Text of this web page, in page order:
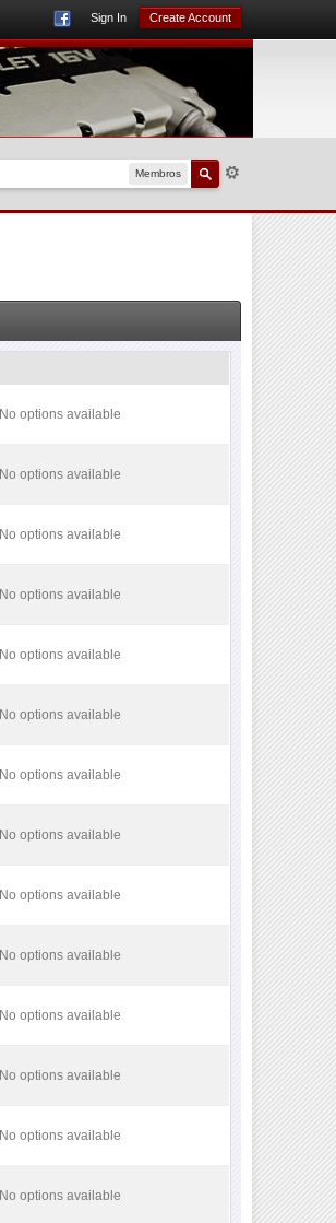
Sign In Create Account
Membros
No options available
No options available
No options available
No options available
No options available
No options available
No options available
No options available
No options available
No options available
No options available
No options available
No options available
No options available